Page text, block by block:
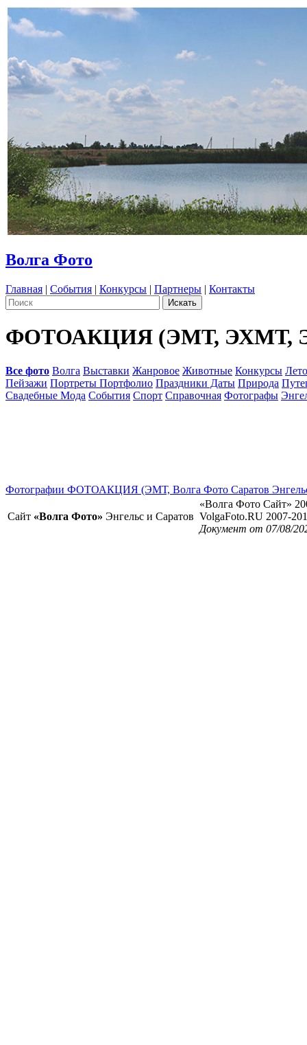
Волга Фото
Главная | События | Конкурсы | Партнеры | Контакты
ФОТОАКЦИЯ (ЭМТ, ЭХМТ,
Все фото Волга Выставки Жанровое Животные Конкурсы
Пейзажи Портреты Портфолио Праздники Даты Природа
Свадебные Мода События Спорт Справочная Фотографы
Фотографии ФОТОАКЦИЯ (ЭМТ, Волга Фото Саратов
Сайт «Волга Фото» Энгельс и Саратов
«Волга Фото Сайт»
VolgaFoto.RU 2007-
Документ от 07/08/